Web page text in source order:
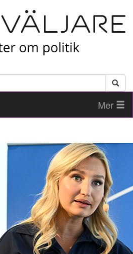
Mer